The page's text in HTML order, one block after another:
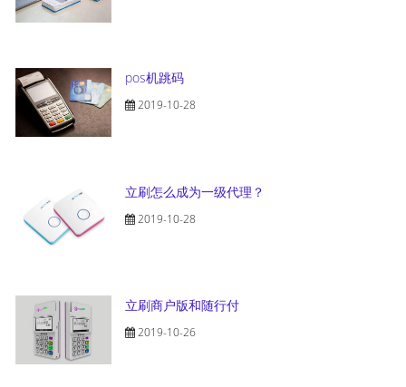
pos机跳码
2019-10-28
立刷怎么成为一级代理？
2019-10-28
立刷商户版和随行付
2019-10-26